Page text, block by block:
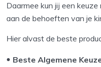
Daarmee kun jij een
aan de behoeften van je
Hier alvast de beste
Beste Algemene